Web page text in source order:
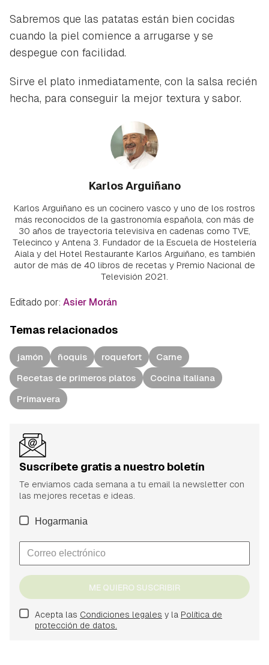
Sabremos que las patatas están bien cocidas
cuando la piel comience a arrugarse y se
despegue con facilidad.
Sirve el plato inmediatamente, con la salsa recién
hecha, para conseguir la mejor textura y sabor.
Karlos Arguiñano
Karlos Arguiñano es un cocinero vasco y uno de los rostros
más reconocidos de la gastronomía española, con más de
30 años de trayectoria televisiva en cadenas como TVE,
Telecinco y Antena 3. Fundador de la Escuela de Hostelería
Aiala y del Hotel Restaurante Karlos Arguiñano, es también
autor de más de 40 libros de recetas y Premio Nacional de
Televisión 2021.
Editado por: Asier Morán
Temas relacionados
jamón ñoquis roquefort
Carne
Recetas de primeros platos
Cocina italiana
Primavera
Suscríbete gratis a nuestro boletín
Te enviamos cada semana a tu email la newsletter con
las mejores recetas e ideas.
Hogarmania
ME QUIERO SUSCRIBIR
Acepta las Condiciones legales y la Política de
protección de datos.